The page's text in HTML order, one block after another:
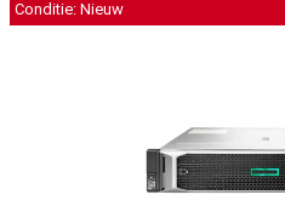
Conditie: Nieuw